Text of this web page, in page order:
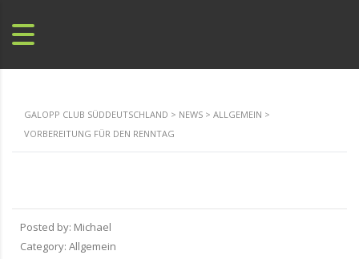
GALOPP CLUB SÜDDEUTSCHLAND > NEWS > ALLGEMEIN >
VORBEREITUNG FÜR DEN RENNTAG
Posted by: Michael
Category: Allgemein